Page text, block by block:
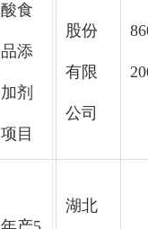
酸食
品添
加剂
项目
股份
有限
公司
湖北